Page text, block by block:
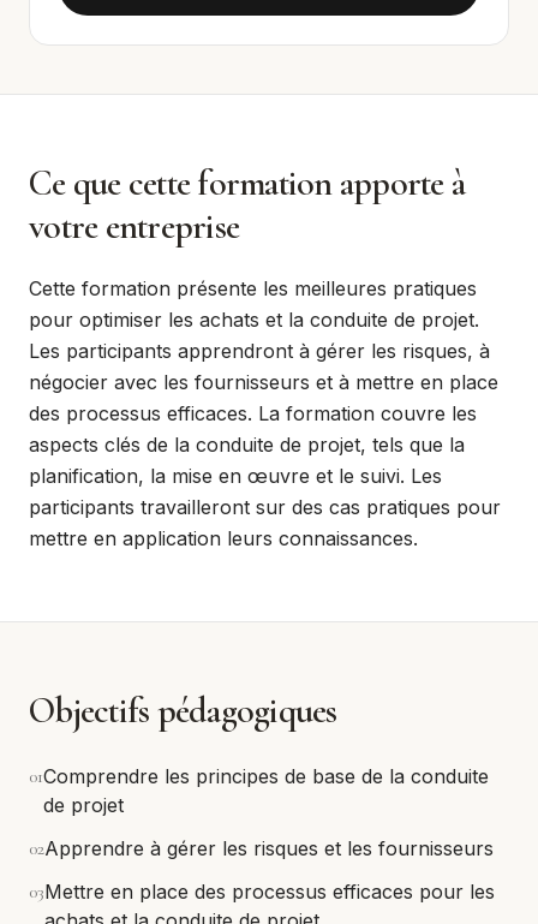
Ce que cette formation apporte à
votre entreprise
Cette formation présente les meilleures pratiques
pour optimiser les achats et la conduite de projet.
Les participants apprendront à gérer les risques, à
négocier avec les fournisseurs et à mettre en place
des processus efficaces. La formation couvre les
aspects clés de la conduite de projet, tels que la
planification, la mise en œuvre et le suivi. Les
participants travailleront sur des cas pratiques pour
mettre en application leurs connaissances.
Objectifs pédagogiques
01Comprendre les principes de base de la conduite
de projet
02Apprendre à gérer les risques et les fournisseurs
03Mettre en place des processus efficaces pour les